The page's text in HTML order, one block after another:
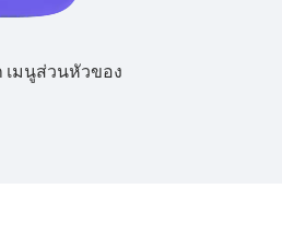
เมนูส่วนหัวของ